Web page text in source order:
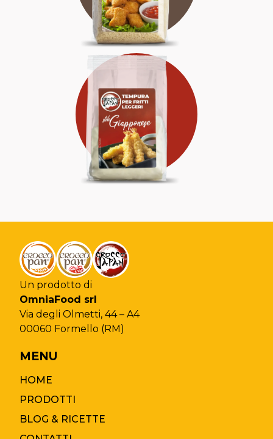
LEGGERA
SOFISTICATA
ELEGANTE
Chiudi la ricerca
Un prodotto di
OmniaFood srl
Via degli Olmetti, 44 – A4
00060 Formello (RM)
MENU
HOME
PRODOTTI
BLOG & RICETTE